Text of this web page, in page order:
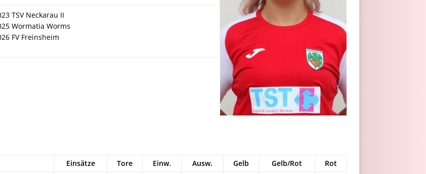
TSV Neckarau II
Wormatia Worms
FV Freinsheim
Einsätze Tore Einw. Ausw. Gelb Gelb/Rot
Rot